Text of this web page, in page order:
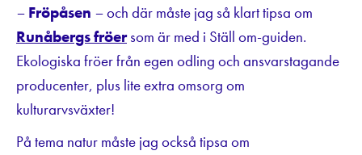
– Fröpåsen –och där måste jag så klart tipsa om
Runåbergs fröersom är med i Ställ om-guiden.
Ekologiska fröer från egen odling och ansvarstagande
producenter, plus lite extra omsorg om
kulturarvsväxter!
På tema natur måste jag också tipsa om